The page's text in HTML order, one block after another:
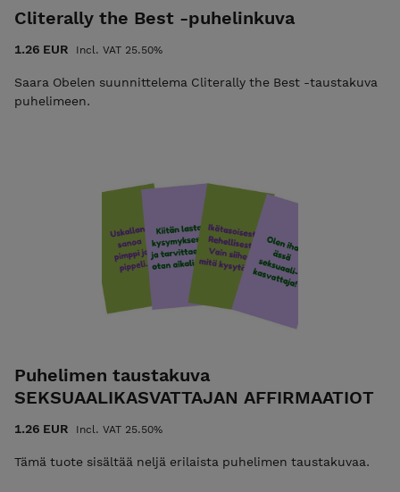
Cliterally the Best -puhelinkuva
1.26 EUR Incl. VAT 25.50%
Saara Obelen suunnittelema Cliterally the Best -taustakuva
puhelimeen.
Puhelimen taustakuva
SEKSUAALIKASVATTAJAN AFFIRMAATIOT
1.26 EUR Incl. VAT 25.50%
Tämä tuote sisältää neljä erilaista puhelimen taustakuvaa.